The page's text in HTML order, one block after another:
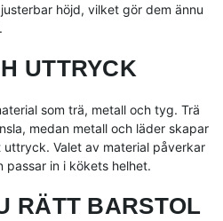
höjd, vilket gör dem ännu
UTTRYCK
som trä, metall och tyg. Trä
medan metall och läder skapar
Valet av material påverkar
passar in i kökets helhet.
RÄTT BARSTOL